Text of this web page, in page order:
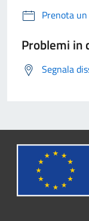
Prenota
Problemi in
Segnala